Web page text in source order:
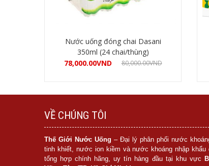
Nước uống đóng chai Dasani
350ml (24 chai/thùng)
78,000.00VND 80,000.00VND
VỀ CHÚNG TÔI
Thế Giới Nước Uống – Đại lý phân phối nước
tinh khiết, nước ion kiềm và nước khoáng nhập khẩu
tổng hợp chính hãng, uy tín hàng đầu tại khu vực